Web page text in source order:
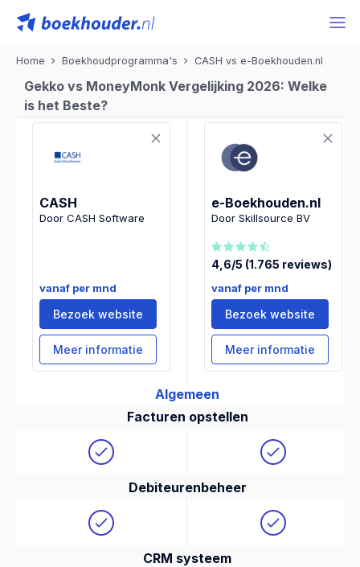
Home Boekhoudprogramma's CASH vs e-Boekhouden.nl
Gekko vs MoneyMonk Vergelijking 2026: Welke
is het Beste?
CASH
Door CASH Software
vanaf per mnd
Bezoek website
Meer informatie
e-Boekhouden.nl
Door Skillsource BV
4,6/5 (1.765 reviews)
vanaf per mnd
Bezoek website
Meer informatie
Algemeen
Facturen opstellen
Debiteurenbeheer
CRM systeem